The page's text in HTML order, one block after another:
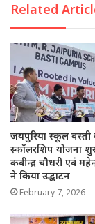
Related
जयपुरिया स्कूल बस्ती
स्कॉलरशिप योजना
कवीन्द्र चौधरी एवं
ने किया उद्घाटन
February 7, 2026